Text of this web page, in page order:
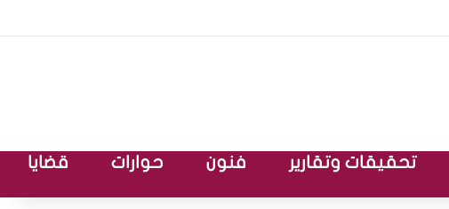
تحقيقات وتقارير فنون حوارات قضايا